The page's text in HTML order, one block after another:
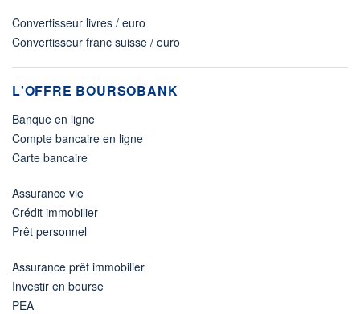
Convertisseur livres / euro
Convertisseur franc suisse / euro
L'OFFRE BOURSOBANK
Banque en ligne
Compte bancaire en ligne
Carte bancaire
Assurance vie
Crédit immobilier
Prêt personnel
Assurance prêt immobilier
Investir en bourse
PEA